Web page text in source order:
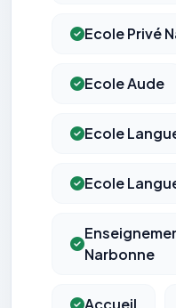
Ecole Privé
Ecole Aude
Ecole
Ecole
Narbonne